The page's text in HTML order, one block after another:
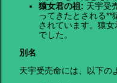
猿女君の祖: 天宇受
ってきたとされる**
されています。猿
でした。
別名
天宇受売命には、以下の